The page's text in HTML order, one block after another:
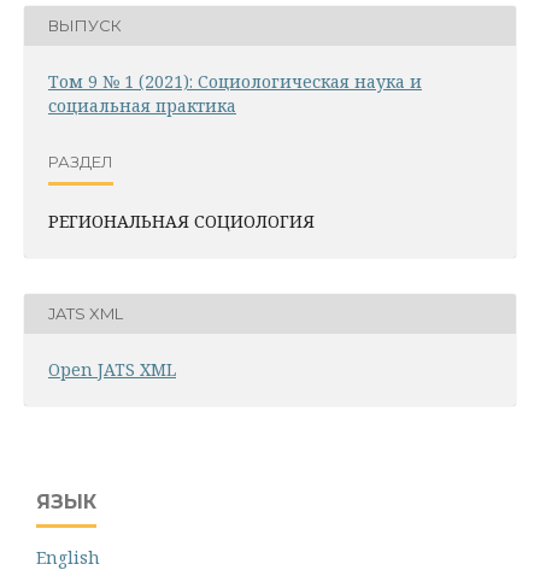
ВЫПУСК
Том 9 № 1 (2021): Социологическая наука и
социальная практика
РАЗДЕЛ
РЕГИОНАЛЬНАЯ СОЦИОЛОГИЯ
JATS XML
Open JATS XML
ЯЗЫК
English